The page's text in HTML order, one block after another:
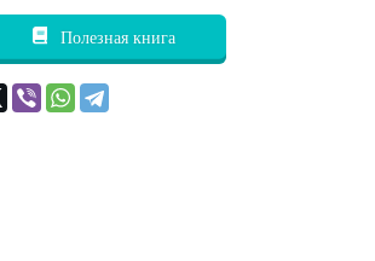
Полезная книга